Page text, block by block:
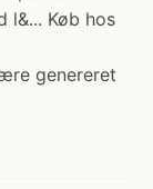
l&... Køb hos
genereret